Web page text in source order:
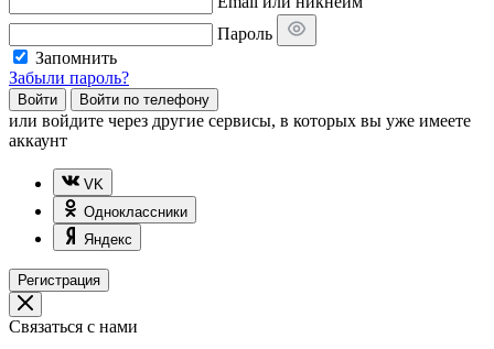
Пароль
Запомнить
Забыли пароль?
Войти Войти по телефону
или войдите через другие сервисы, в которых вы уже имеете
аккаунт
VK
Одноклассники
Яндекс
Регистрация
Связаться с нами